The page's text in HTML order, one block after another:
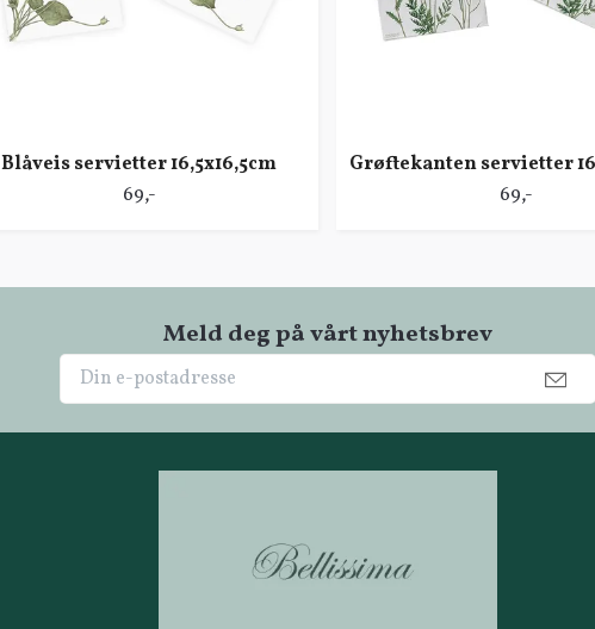
Blåveis servietter 16,5x16,5cm
69,-
Grøftekanten servietter
69,-
Meld deg på vårt nyhetsbrev